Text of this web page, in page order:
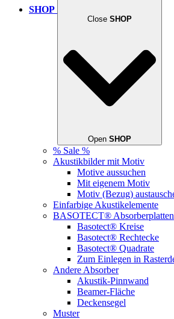
SHOP
Close SHOP
Open SHOP
% Sale %
Akustikbilder mit Motiv
Motive aussuchen
Mit eigenem Motiv
Motiv (Bezug)
Einfarbige Akustikelemente
BASOTECT® Absorberplatten
Basotect® Kreise
Basotect® Rechtecke
Basotect® Quadrate
Zum Einlegen in
Andere Absorber
Akustik-Pinnwand
Beamer-Fläche
Deckensegel
Muster